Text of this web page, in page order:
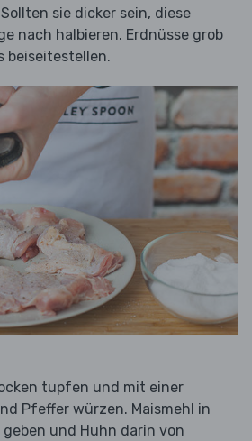
sie dicker sein, diese
nach halbieren. Erdnüsse grob
beiseitestellen.
tupfen und mit einer
Pfeffer würzen. Maismehl in
und Huhn darin von